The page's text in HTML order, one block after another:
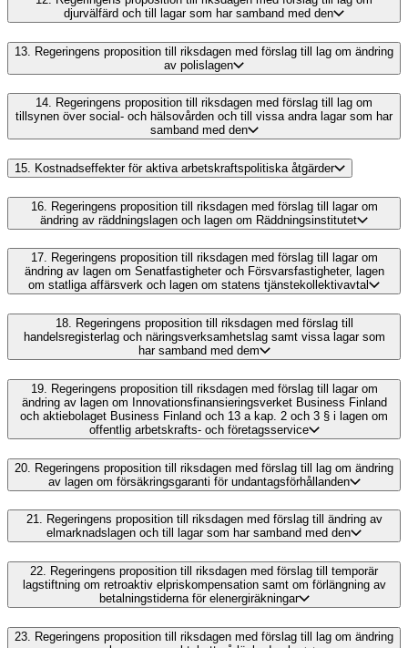
djurvälfärd och till lagar som har samband med den
13. Regeringens proposition till riksdagen med förslag till lag om ändring
av polislagen
14. Regeringens proposition till riksdagen med förslag till lag om
tillsynen över social- och hälsovården och till vissa andra lagar som har
samband med den
15. Kostnadseffekter för aktiva arbetskraftspolitiska åtgärder
16. Regeringens proposition till riksdagen med förslag till lagar om
ändring av räddningslagen och lagen om Räddningsinstitutet
17. Regeringens proposition till riksdagen med förslag till lagar om
ändring av lagen om Senatfastigheter och Försvarsfastigheter, lagen
om statliga affärsverk och lagen om statens tjänstekollektivavtal
18. Regeringens proposition till riksdagen med förslag till
handelsregisterlag och näringsverksamhetslag samt vissa lagar som
har samband med dem
19.
Regeringens proposition till riksdagen med förslag till lagar om
ändring av lagen om Innovationsfinansieringsverket Business Finland
och aktiebolaget Business Finland och 13 a kap. 2 och 3 § i lagen om
offentlig arbetskrafts- och företagsservice
20. Regeringens proposition till riksdagen med förslag till lag om ändring
av lagen om försäkringsgaranti för undantagsförhållanden
21. Regeringens proposition till riksdagen med förslag till ändring av
elmarknadslagen och till lagar som har samband med den
22.
Regeringens proposition till riksdagen med förslag till temporär
lagstiftning om retroaktiv elpriskompensation samt om förlängning av
betalningstiderna för elenergiräkningar
23. Regeringens proposition till riksdagen med förslag till lag om ändring